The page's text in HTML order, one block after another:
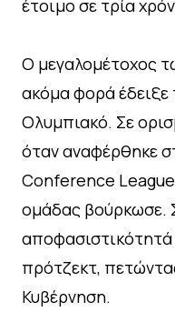
έτοιμο σε τρία
Ο μεγαλομέτοχος
ακόμα φορά έδειξε
Ολυμπιακό. Σε
όταν αναφέρθηκε
Conference League
ομάδας βούρκωσε.
πρότζεκτ,
Κυβέρνηση.